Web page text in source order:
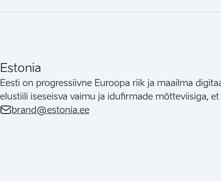
Estonia
Eesti on progressiivne Euroopa riik ja maailma
elustiili iseseisva vaimu ja idufirmade mõtteviisiga,
brand@estonia.ee